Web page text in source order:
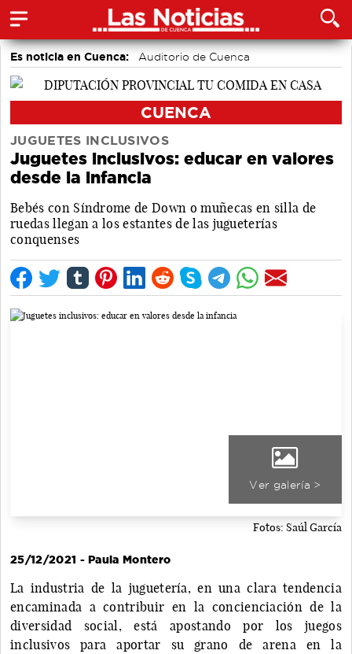
Es noticia en Cuenca: Auditorio de Cuenca
CUENCA
JUGUETES INCLUSIVOS
Juguetes inclusivos: educar en valores
desde la infancia
Bebés con Síndrome de Down o muñecas en silla de
ruedas llegan a los estantes de las jugueterías
conquenses
Ver galería >
Fotos: Saúl García
25/12/2021 - Paula Montero
La industria de la juguetería, en una clara tendencia
encaminada a contribuir en la concienciación de la
diversidad social, está apostando por los juegos
inclusivos para aportar su grano de arena en la